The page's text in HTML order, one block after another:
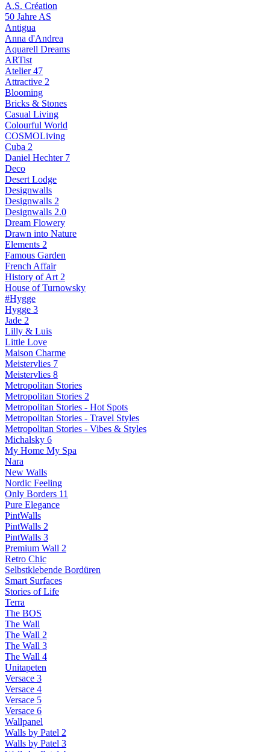
A.S. Création
50 Jahre AS
Antigua
Anna d'Andrea
Aquarell Dreams
ARTist
Atelier 47
Attractive 2
Blooming
Bricks & Stones
Casual Living
Colourful World
COSMOLiving
Cuba 2
Daniel Hechter 7
Deco
Desert Lodge
Designwalls
Designwalls 2
Designwalls 2.0
Dream Flowery
Drawn into Nature
Elements 2
Famous Garden
French Affair
History of Art 2
House of Turnowsky
#Hygge
Hygge 3
Jade 2
Lilly & Luis
Little Love
Maison Charme
Meistervlies 7
Meistervlies 8
Metropolitan Stories
Metropolitan Stories 2
Metropolitan Stories - Hot Spots
Metropolitan Stories - Travel Styles
Metropolitan Stories - Vibes & Styles
Michalsky 6
My Home My Spa
Nara
New Walls
Nordic Feeling
Only Borders 11
Pure Elegance
PintWalls
PintWalls 2
PintWalls 3
Premium Wall 2
Retro Chic
Selbstklebende Bordüren
Smart Surfaces
Stories of Life
Terra
The BOS
The Wall
The Wall 2
The Wall 3
The Wall 4
Unitapeten
Versace 3
Versace 4
Versace 5
Versace 6
Wallpanel
Walls by Patel 2
Walls by Patel 3